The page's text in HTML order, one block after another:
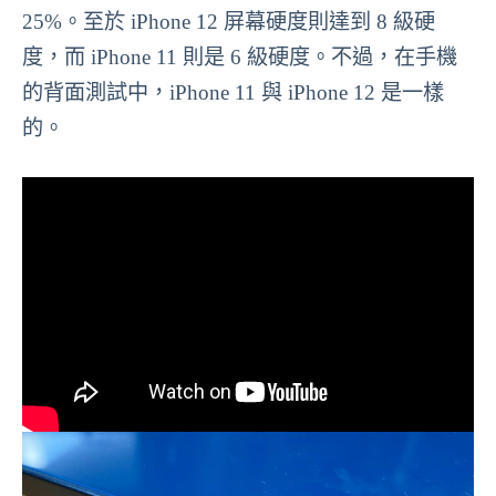
25%。至於 iPhone 12 屏幕硬度則達到 8 級硬
度，而 iPhone 11 則是 6 級硬度。不過，在手機
的背面測試中，iPhone 11 與 iPhone 12 是一樣
的。